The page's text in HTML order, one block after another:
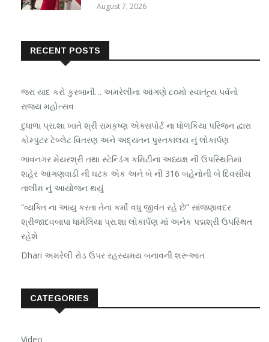
August 7, 2026
RECENT POSTS
જરા યાદ કરો કુરબાની… અમરેલીના આંગણે ૮૦મો સ્વાતંત્ર્ય પર્વનો
રાજ્ય મહોત્સવ
દુધાળા પ્રા.શા ખાતે શ્રી રામકૃષ્ણ એક્સપોર્ટ ના ધોળકિયા પરિજન દ્વારા
કોમ્પુટર ટેબ્લેટ વિતરણ અને અદ્યતન પુસ્તકાલય નું લોકાર્પણ
ભાવનગર મેયરશ્રી તથા સ્ટેન્ડિંગ કમિટીના અધ્યક્ષ ની ઉપસ્થિતિમાં
શહેર આંગણવાડી ની ઘટક એક અને બે ની 316 બહેનોની બે દિવસીય
તાલીમ નું આયોજન થયું
“વ્યક્તિ ના આયુ કરતા તેના કર્મો વધુ જીવંત રહે છે” સાંજણાવદર
શ્રીજાદવબાપા ધામેલિયા પ્રા.શા લોકાર્પણ માં અનેક પદ્મશ્રી ઉપસ્થિત
રહેશે
Dhari અમરેલી રોડ ઉપર રહસ્યમય બનાવની શરૂઆત
CATEGORIES
Video